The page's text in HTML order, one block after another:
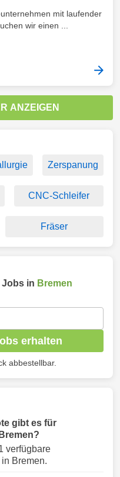
mit laufender
wir einen ...
ANZEIGEN
Zerspanung
CNC-Schleifer
Fräser
Jobs in Bremen
erhalten
abbestellbar.
gibt es für
verfügbare
Bremen.